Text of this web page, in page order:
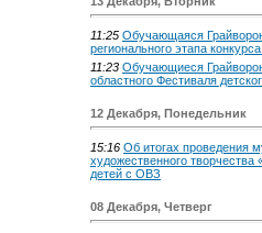
11:25 Обучающаяся
регионального этапа
11:23 Обучающиеся
областного Фестиваля
12 Декабря, Понедельник
15:16 Об итогах проведения
художественного
детей с ОВЗ
08 Декабря, Четверг